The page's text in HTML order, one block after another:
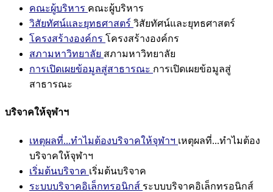
คณะผู้บริหาร คณะผู้บริหาร
วิสัยทัศน์และยุทธศาสตร์ วิสัยทัศน์และยุทธศาสตร์
โครงสร้างองค์กร โครงสร้างองค์กร
สภามหาวิทยาลัย สภามหาวิทยาลัย
การเปิดเผยข้อมูลสู่สาธารณะ การเปิดเผยข้อมูลสู่
สาธารณะ
บริจาคให้จุฬาฯ
เหตุผลที่...ทำไมต้องบริจาคให้จุฬาฯ เหตุผลที่...ทำไมต้อง
บริจาคให้จุฬาฯ
เริ่มต้นบริจาค เริ่มต้นบริจาค
ระบบบริจาคอิเล็กทรอนิกส์ ระบบบริจาคอิเล็กทรอนิกส์